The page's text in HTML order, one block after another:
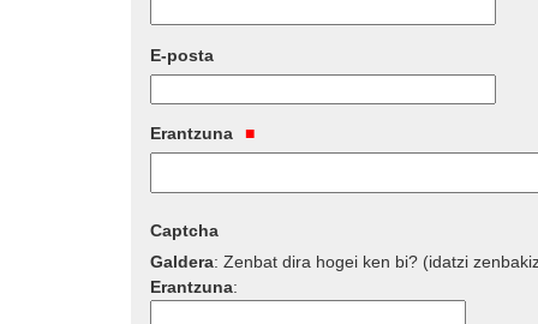
E-posta
Erantzuna
Captcha
Galdera:Zenbat dira hogei ken bi? (idatzi
Erantzuna: